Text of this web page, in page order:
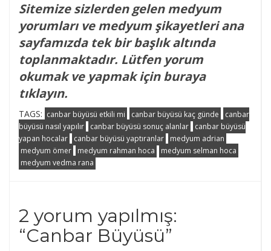
Sitemize sizlerden gelen medyum
yorumları ve medyum şikayetleri ana
sayfamızda tek bir başlık altında
toplanmaktadır. Lütfen yorum
okumak ve yapmak için buraya
tıklayın.
TAGS: canbar büyüsü etkili mi canbar büyüsü kaç günde
canbar
büyüsü nasıl yapılır
canbar büyüsü sonuç alanlar
canbar büyüsü
yapan hocalar
canbar büyüsü yaptıranlar
medyum adrian
medyum ömer
medyum rahman hoca
medyum selman hoca
medyum vedma rana
2 yorum yapılmış:
“Canbar Büyüsü”